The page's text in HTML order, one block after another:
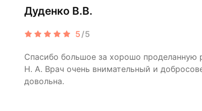
Дуденко В.В.
5/5
Спасибо большое за хорошо
Н. А. Врач очень внимательный и
довольна.